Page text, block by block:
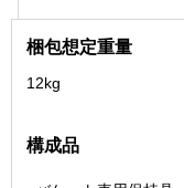
梱包想定重量
12kg
構成品